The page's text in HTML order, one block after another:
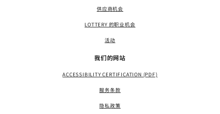
供应商机会
LOTTERY 的职业机会
活动
我们的网站
ACCESSIBILITY CERTIFICATION (PDF)
服务条款
隐私政策